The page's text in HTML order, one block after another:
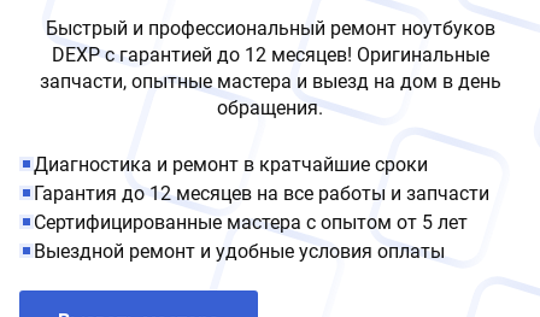
Быстрый и профессиональный ремонт ноутбуков
DEXP с гарантией до 12 месяцев! Оригинальные
запчасти, опытные мастера и выезд на дом в день
обращения.
Диагностика и ремонт в кратчайшие сроки
Гарантия до 12 месяцев на все работы и запчасти
Сертифицированные мастера с опытом от 5 лет
Выездной ремонт и удобные условия оплаты